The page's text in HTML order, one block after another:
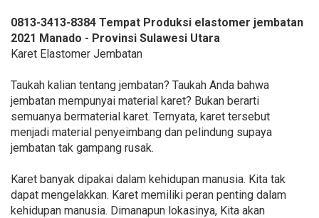
0813-3413-8384 Tempat Produksi elastomer jembatan
2021 Manado - Provinsi Sulawesi Utara
Karet Elastomer Jembatan
Taukah kalian tentang jembatan? Taukah Anda bahwa
jembatan mempunyai material karet? Bukan berarti
semuanya bermaterial karet. Ternyata, karet tersebut
menjadi material penyeimbang dan pelindung supaya
jembatan tak gampang rusak.
Karet banyak dipakai dalam kehidupan manusia. Kita tak
dapat mengelakkan. Karet memiliki peran penting dalam
kehidupan manusia. Dimanapun lokasinya, Kita akan